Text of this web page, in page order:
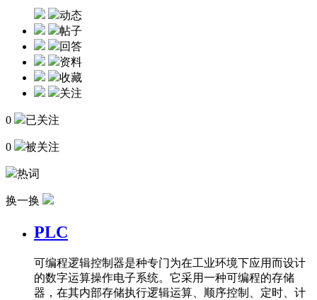
动态
帖子
回答
资料
收藏
关注
0 已关注
0 被关注
热词
换一换
PLC
可编程逻辑控制器是种专门为在工业环境下应用而设计
的数字运算操作电子系统。它采用一种可编程的存储
器，在其内部存储执行逻辑运算、顺序控制、定时、计